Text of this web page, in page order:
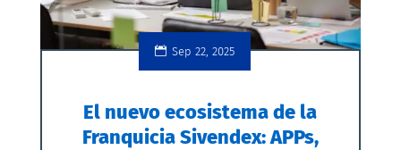
Sep 22, 2025
El nuevo ecosistema de la
Franquicia Sivendex: APPs,